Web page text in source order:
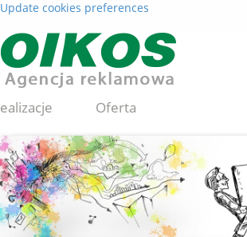
Update cookies preferences
Oferta
Loterie Kontakt